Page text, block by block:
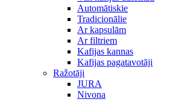
Automātiskie
Tradicionālie
Ar kapsulām
Ar filtriem
Kafijas kannas
Kafijas pagatavotāji
Ražotāji
JURA
Nivona